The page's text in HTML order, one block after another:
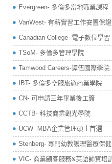
Evergreen- 多倫多當地職業課程
VanWest- 有薪實習工作安置保證
Canadian College- 電子數位學習
TSoM- 多倫多管理學院
Tamwood Careers-譚伍國際學院
IBT- 多倫多空服旅遊商業學院
CN- 可申請三年畢業後工簽
CCTB- 科技商業觀光學院
UCW- MBA企業管理碩士首選
Stenberg- 專門幼教護理醫療保健
VIC- 商業顧客服務&英語師資培訓